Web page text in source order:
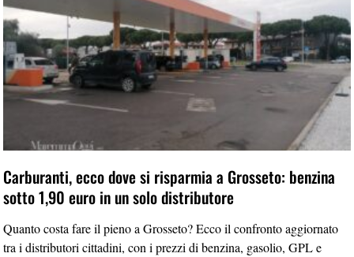
Carburanti, ecco dove si risparmia a Grosseto: benzina
sotto 1,90 euro in un solo distributore
Quanto costa fare il pieno a Grosseto? Ecco il confronto aggiornato
tra i distributori cittadini, con i prezzi di benzina, gasolio, GPL e